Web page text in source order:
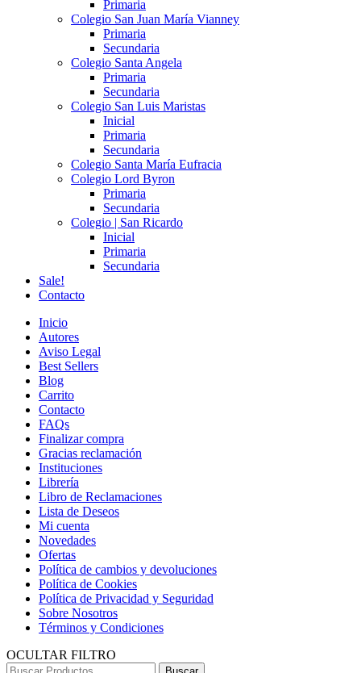
Primaria
Colegio San Juan María Vianney
Primaria
Secundaria
Colegio Santa Angela
Primaria
Secundaria
Colegio San Luis Maristas
Inicial
Primaria
Secundaria
Colegio Santa María Eufracia
Colegio Lord Byron
Primaria
Secundaria
Colegio | San Ricardo
Inicial
Primaria
Secundaria
Sale!
Contacto
Inicio
Autores
Aviso Legal
Best Sellers
Blog
Carrito
Contacto
FAQs
Finalizar compra
Gracias reclamación
Instituciones
Librería
Libro de Reclamaciones
Lista de Deseos
Mi cuenta
Novedades
Ofertas
Política de cambios y devoluciones
Política de Cookies
Política de Privacidad y Seguridad
Sobre Nosotros
Términos y Condiciones
OCULTAR FILTRO
Buscar: